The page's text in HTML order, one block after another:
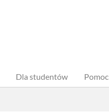
Dla studentów Pomoc